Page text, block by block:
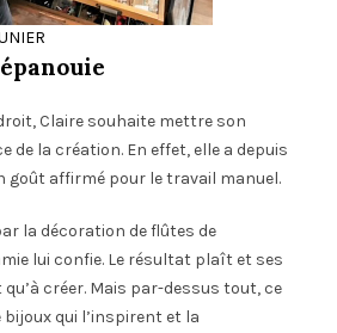
Claire souhaite mettre son
de la création. En effet, elle a depuis
goût affirmé pour le travail manuel.
la décoration de flûtes de
lui confie. Le résultat plaît et ses
créer. Mais par-dessus tout, ce
qui l’inspirent et la